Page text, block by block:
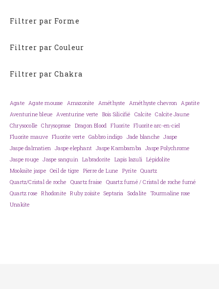
Filtrer par Forme
Filtrer par Couleur
Filtrer par Chakra
Agate Agate mousse Amazonite Améthyste Améthyste chevron
Apatite
Aventurine bleue
Aventurine verte Bois Silicifié Calcite
Calcite Jaune
Chrysocolle
Chrysoprase Dragon Blood Fluorite Fluorite arc-en-ciel
Fluorite mauve Fluorite verte Gabbro indigo Jade blanche
Jaspe
Jaspe dalmatien Jaspe elephant Jaspe Kambamba Jaspe Polychrome
Jaspe rouge
Jaspe sanguin Labradorite Lapis lazuli Lépidolite
Mookaïte jaspe Oeil de tigre Pierre de Lune Pyrite Quartz
Quartz/Cristal de roche
Quartz fraise
Quartz fumé / Cristal de roche fumé
Quartz rose
Rhodonite Ruby zoïsite Septaria Sodalite
Tourmaline rose
Unakite